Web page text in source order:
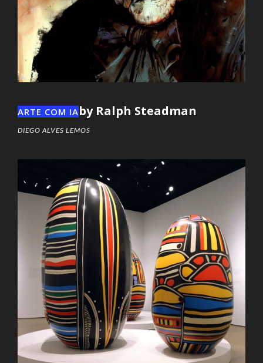
ARTE COM IAby Ralph Steadman
DIEGO ALVES LEMOS